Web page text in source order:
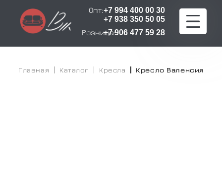
Опт:+7 994 400 00 30
+7 938 350 50 05
Розница:+7 906 477 59 28
Главная
Главная Каталог Кресла Кресло Валенсия